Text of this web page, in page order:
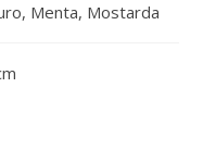
Menta, Mostarda